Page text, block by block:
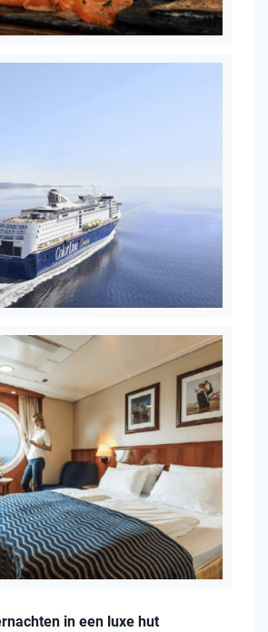
in een luxe hut